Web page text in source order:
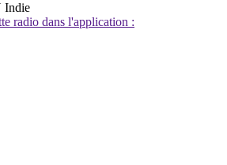
Indie
radio dans l'application :